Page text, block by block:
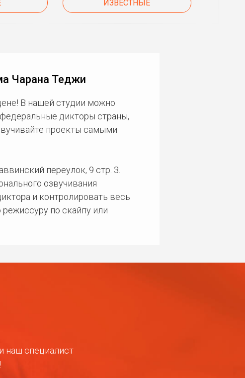
ИЗВЕСТНЫЕ
Чарана Теджи
В нашей студии можно
дикторы страны,
проекты самыми
переулок, 9 стр. 3.
озвучивания
и контролировать весь
по скайпу или
наш специалист